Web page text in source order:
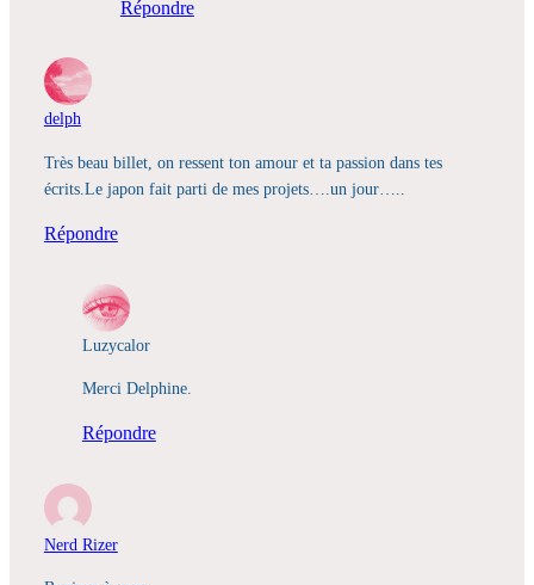
Répondre
delph
Très beau billet, on ressent ton amour et ta passion dans tes
écrits.Le japon fait parti de mes projets….un jour…..
Répondre
Luzycalor
Merci Delphine.
Répondre
Nerd Rizer